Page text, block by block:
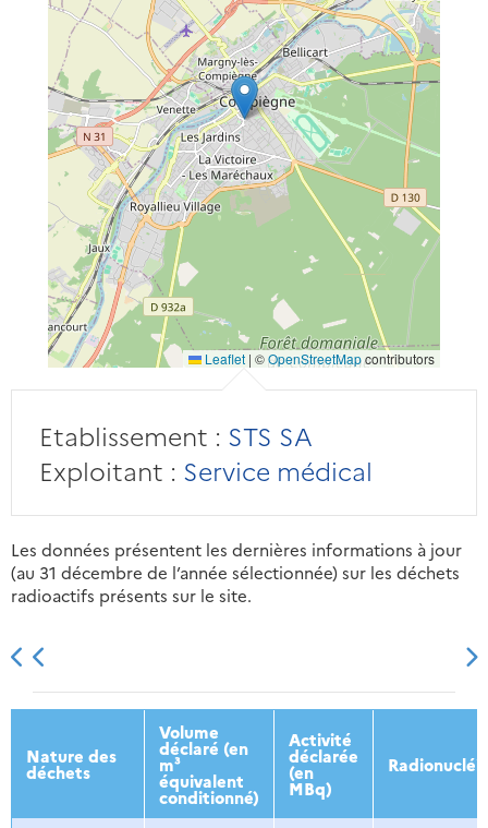
Leaflet | ©OpenStreetMapcontributors
Etablissement : STS SA
Exploitant : Service médical
Les données présentent les dernières informations à jour
(au 31 décembre de l’année sélectionnée) sur les déchets
radioactifs présents sur le site.
2013 2014 2015 2016
Nature des
déchets
Volume
déclaré (en
m³
équivalent
conditionné)
Activité
déclarée
(en
MBq)